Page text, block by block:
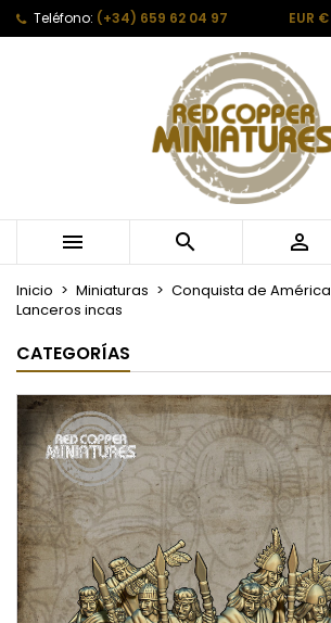
Teléfono: (+34) 659 62 04 97 EUR €
  
Inicio Miniaturas Conquista de América
Lanceros incas
CATEGORÍAS